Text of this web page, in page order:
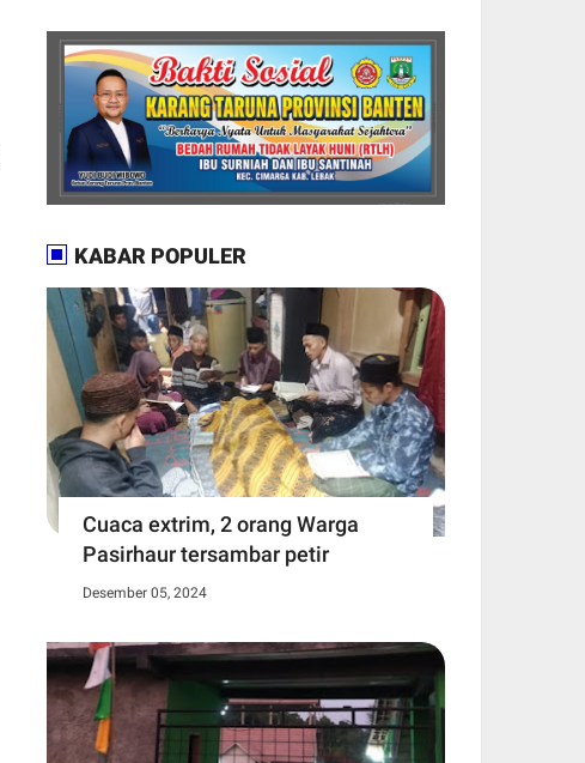
KABAR POPULER
Cuaca extrim, 2 orang Warga
Pasirhaur tersambar petir
Desember 05, 2024